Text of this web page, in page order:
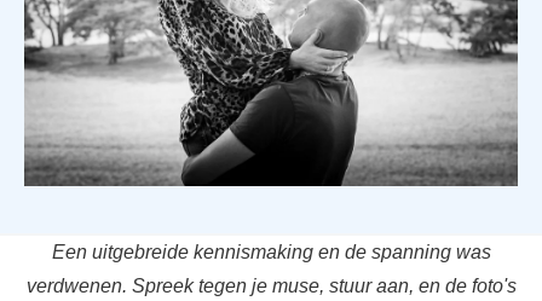
Een uitgebreide kennismaking en de spanning was
verdwenen. Spreek tegen je muse, stuur aan, en de foto's